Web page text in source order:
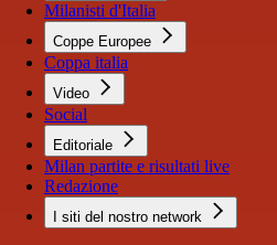
Milanisti d'Italia
Coppe Europee
Coppa italia
Video
Social
Editoriale
Milan partite e risultati live
Redazione
I siti del nostro network